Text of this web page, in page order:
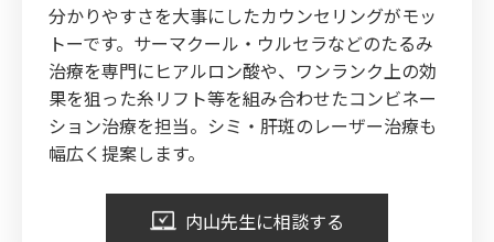
分かりやすさを大事にしたカウンセリングがモッ
トーです。サーマクール・ウルセラなどのたるみ
治療を専門にヒアルロン酸や、ワンランク上の効
果を狙った糸リフト等を組み合わせたコンビネー
ション治療を担当。シミ・肝斑のレーザー治療も
幅広く提案します。
内山先生に相談する